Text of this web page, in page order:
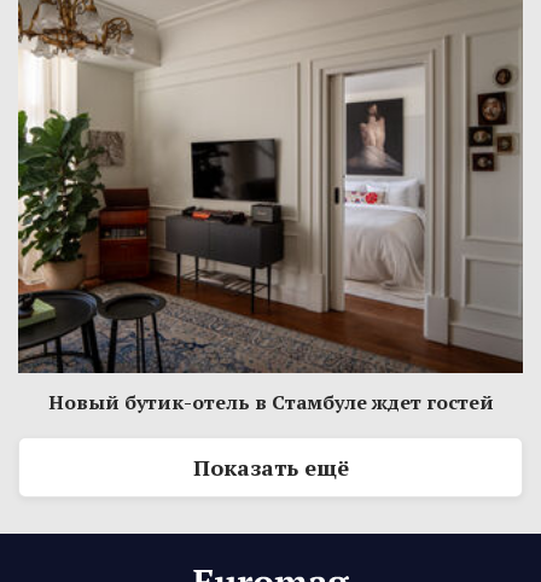
Новый бутик-отель в Стамбуле ждет гостей
Показать ещё